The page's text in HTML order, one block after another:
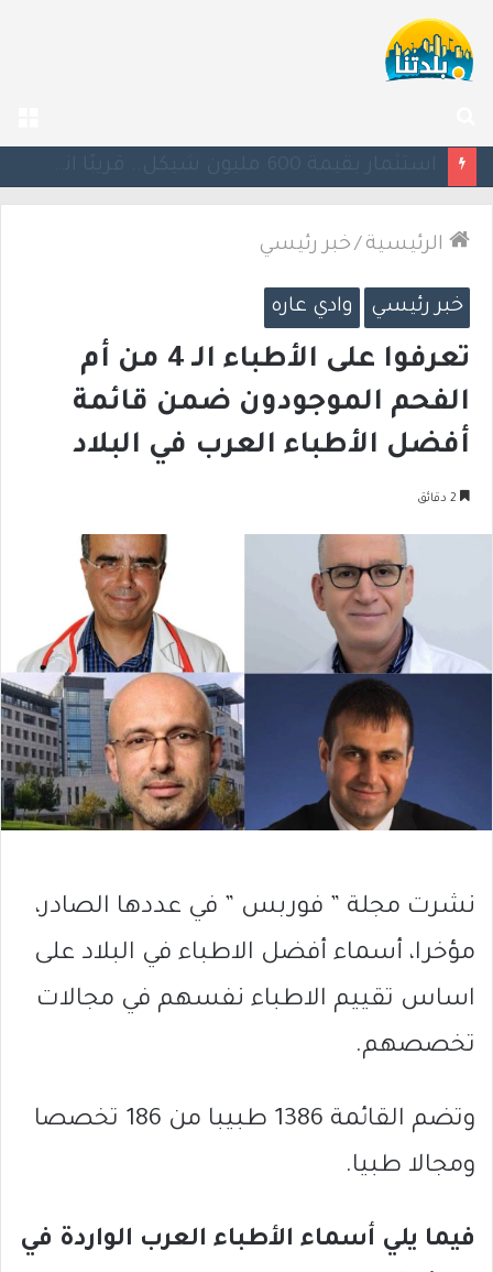
عن
الرئيسية /خبر رئيسي
خبر رئيسي وادي عاره
تعرفوا على الأطباء الـ 4 من أم
الفحم الموجودون ضمن قائمة
أفضل الأطباء العرب في البلاد
نشرت مجلة ” فوربس ” في عددها الصادر،
مؤخرا، أسماء أفضل الاطباء في البلاد على
اساس تقييم الاطباء نفسهم في مجالات
تخصصهم.
وتضم القائمة 1386 طبيبا من 186 تخصصا
ومجالا طبيا.
فيما يلي أسماء الأطباء العرب الواردة في